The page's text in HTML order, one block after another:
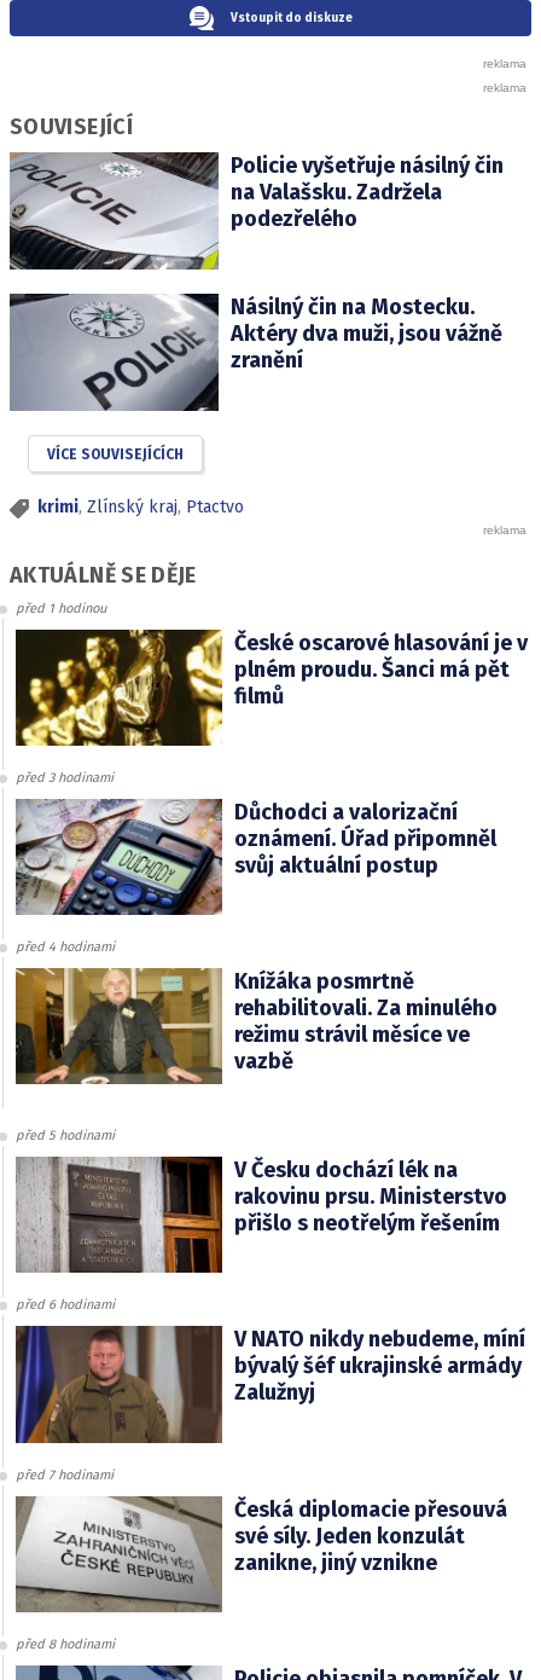
Vstoupit do diskuze
SOUVISEJÍCÍ
Policie vyšetřuje násilný čin
na Valašsku. Zadržela
podezřelého
Násilný čin na Mostecku.
Aktéry dva muži, jsou vážně
zranění
VÍCE SOUVISEJÍCÍCH
krimi, Zlínský kraj, Ptactvo
AKTUÁLNĚ SE DĚJE
před 1 hodinou
České oscarové hlasování je v
plném proudu. Šanci má pět
filmů
před 3 hodinami
Důchodci a valorizační
oznámení. Úřad připomněl
svůj aktuální postup
před 4 hodinami
Knížáka posmrtně
rehabilitovali. Za minulého
režimu strávil měsíce ve
vazbě
před 5 hodinami
V Česku dochází lék na
rakovinu prsu. Ministerstvo
přišlo s neotřelým řešením
před 6 hodinami
V NATO nikdy nebudeme, míní
bývalý šéf ukrajinské armády
Zalužnyj
před 7 hodinami
Česká diplomacie přesouvá
své síly. Jeden konzulát
zanikne, jiný vznikne
před 8 hodinami